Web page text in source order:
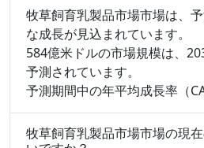
牧草飼育乳製品市場市場は、
な成長が見込まれています。
584億米ドルの市場規模は、
予測されています。
予測期間中の年平均成長率（
牧草飼育乳製品市場市場の現